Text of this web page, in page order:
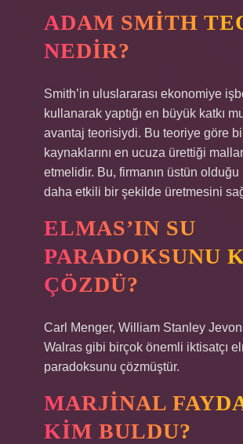
ADAM SMITH
NEDIR?
Smith’in uluslararası ekonomiye
kullanarak yaptığı en büyük katkı
avantaj teorisiydi. Bu teoriye göre
kaynaklarını en ucuza ürettiği
etmelidir. Bu, firmanın üstün olduğu
daha etkili bir şekilde üretmesini
ELMAS’IN SU
PARADOKSUNU
ÇÖZDÜ?
Carl Menger, William Stanley
Walras gibi birçok önemli iktisatçı
paradoksunu çözmüştür.
MARJINAL
KIM BULDU?